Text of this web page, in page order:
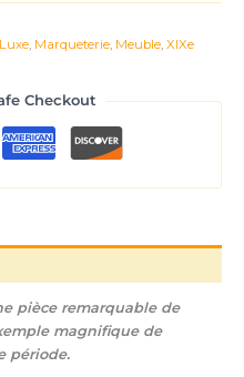
Luxe, Marqueterie, Meuble, XIXe
Checkout
pièce remarquable de
magnifique de
période.